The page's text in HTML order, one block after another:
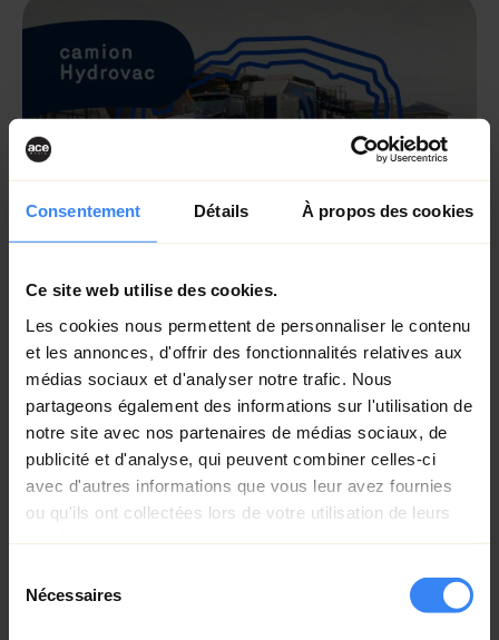
Consentement Détails À propos des cookies
Ce site web utilise des cookies.
Les cookies nous permettent de personnaliser le contenu
et les annonces, d'offrir des fonctionnalités relatives aux
médias sociaux et d'analyser notre trafic. Nous
partageons également des informations sur l'utilisation de
notre site avec nos partenaires de médias sociaux, de
publicité et d'analyse, qui peuvent combiner celles-ci
avec d'autres informations que vous leur avez fournies
ou qu'ils ont collectées lors de votre utilisation de leurs
Nécessaires
Chaque épisode se concentre sur un type de